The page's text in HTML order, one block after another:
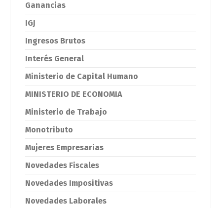
Ganancias
IGJ
Ingresos Brutos
Interés General
Ministerio de Capital Humano
MINISTERIO DE ECONOMIA
Ministerio de Trabajo
Monotributo
Mujeres Empresarias
Novedades Fiscales
Novedades Impositivas
Novedades Laborales